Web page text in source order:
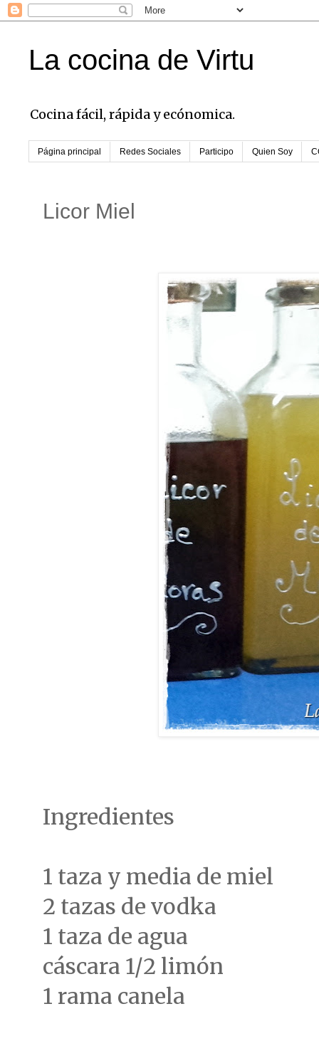
La cocina de Virtu
Cocina fácil, rápida y ecónomica.
Página principal Redes Sociales Participo Quien Soy
Licor Miel
Ingredientes
1 taza y media de miel
2 tazas de vodka
1 taza de agua
cáscara 1/2 limón
1 rama canela